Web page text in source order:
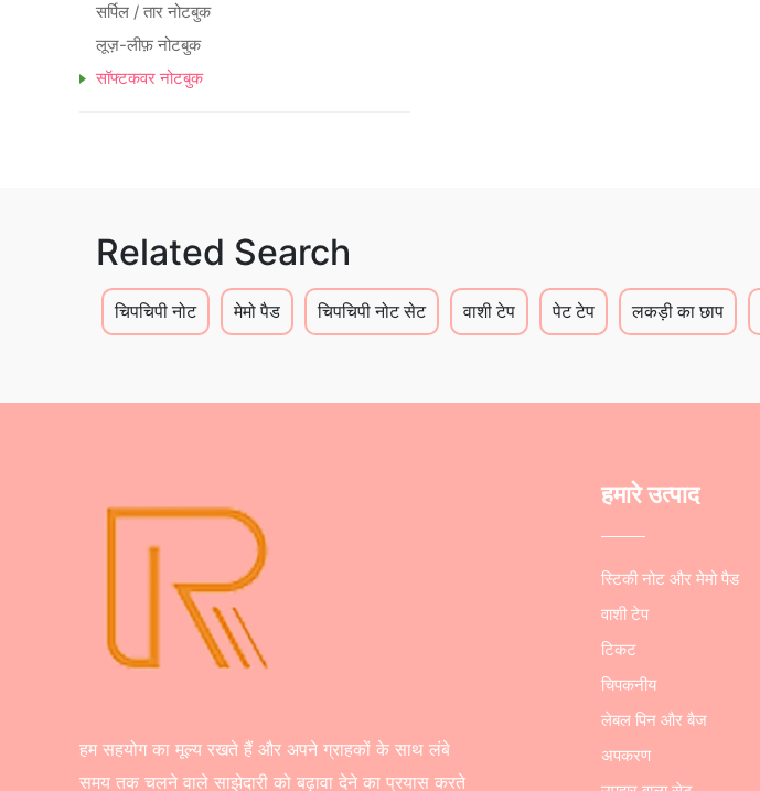
सर्पिल / तार नोटबुक
लूज़-लीफ़ नोटबुक
सॉफ्टकवर नोटबुक
Related Search
चिपचिपी नोट मेमो पैड चिपचिपी नोट सेट वाशी टेप पेट टेप लकड़ी का छाप
हम सहयोग का मूल्य रखते हैं और अपने ग्राहकों के साथ लंबे
समय तक चलने वाले साझेदारी को बढ़ावा देने का प्रयास करते
हमारे उत्पाद
स्टिकी नोट और मेमो पैड
वाशी टेप
टिकट
चिपकनीय
लेबल पिन और बैज
अपकरण